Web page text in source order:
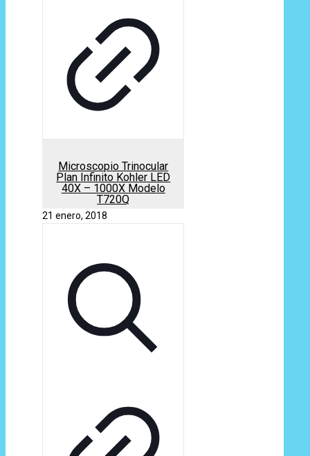
Microscopio Trinocular
Plan Infinito Kohler LED
40X – 1000X Modelo
T720Q
21 enero, 2018